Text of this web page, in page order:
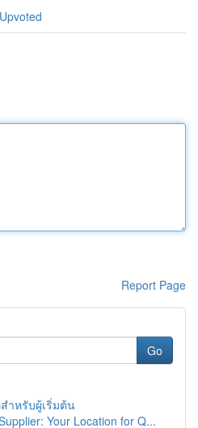
Report Page
Go
ำหรับผู้เริ่มต้น
Your Location for Q...